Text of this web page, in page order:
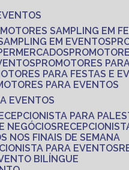
SAMPLING EM
EM EVENTOS
PROMOTORES
PARA FESTAS E
PARA EVENTOS
EVENTOS
PARA
NEGÓCIOS
NOS FINAIS DE SEMANA
PARA EVENTOS
BILÍNGUE